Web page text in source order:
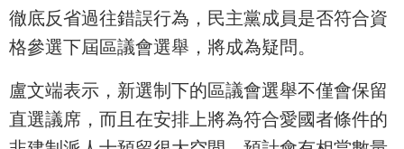
徹底反省過往錯誤行為，民主黨成員是否符合資
格參選下屆區議會選舉，將成為疑問。
盧文端表示，新選制下的區議會選舉不僅會保留
直選議席，而且在安排上將為符合愛國者條件的